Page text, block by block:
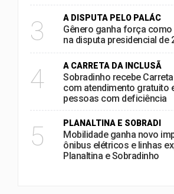
3 A DISPUTA PELO PALÁC
Gênero ganha força
na disputa presidencial de
4 A CARRETA DA INCLUSÃ
Sobradinho recebe
com atendimento gratuito
pessoas com deficiência
5 PLANALTINA E SOBRADI
Mobilidade ganha novo
ônibus elétricos e linhas
Planaltina e Sobradinho